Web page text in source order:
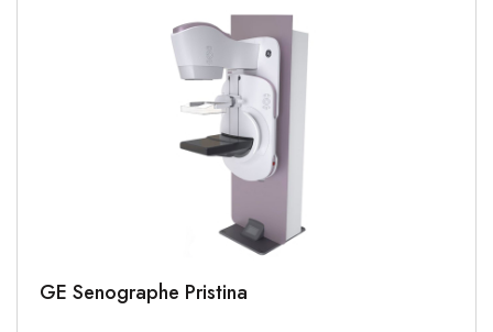
GE Senographe Pristina